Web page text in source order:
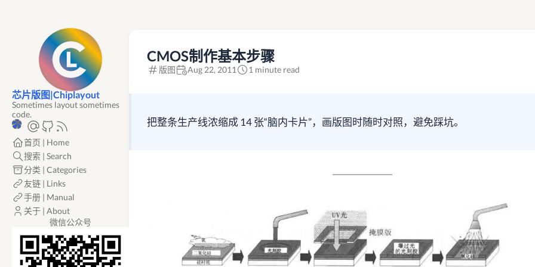
芯片版图|Chiplayout
Sometimes layout sometimes
code.
首页 | Home
搜索 | Search
分类 | Categories
友链 | Links
手册 | Manual
关于 | About
微信公众号
CMOS制作基本步骤
版图 Aug 22, 2011 1 minute read
把整条生产线浓缩成 14 张“脑内卡片”，画版图时随时对照，避免踩坑。